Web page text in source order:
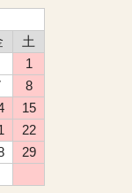
土
1
8
15
22
29